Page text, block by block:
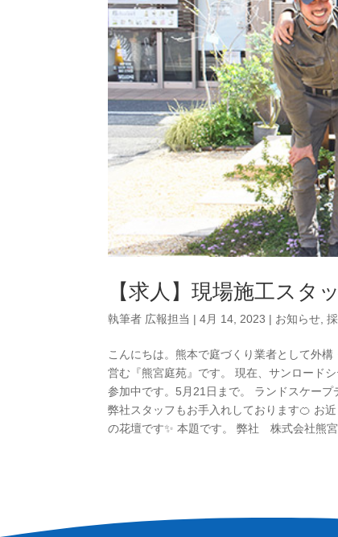
【求人】現場施工スタ
執筆者 広報担当 |4月 14, 2023 | お知らせ ,
こんにちは。熊本で庭づくり業者として外
営む『熊宮庭苑』です。 現在、サンロード
参加中です。5月21日まで。 ランドスケー
弊社スタッフもお手入れしております🍊 お
の花壇です✨ 本題です。 弊社 株式会社熊宮